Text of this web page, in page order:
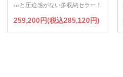
㎜と圧迫感がない多収納セラー！
259,200円(税込285,120円)